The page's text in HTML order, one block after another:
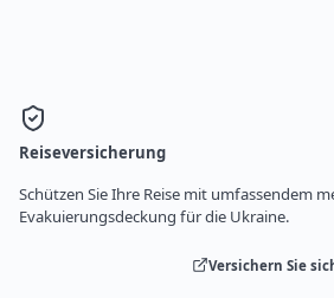
Reiseversicherung
Schützen Sie Ihre Reise mit umfassendem
Evakuierungsdeckung für die Ukraine.
Versichern Sie